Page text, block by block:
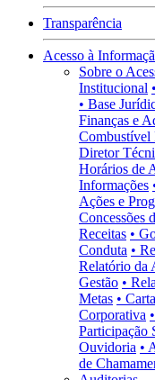
Transparência
Acesso à
Sobre o
Institucional
• Base
Finanças e
Combustível
Diretor
Horários de
Informações
Ações e
Concessões
Receitas •
Conduta •
Relatório da
Gestão •
Metas •
Corporativa
Participação
Ouvidoria •
de